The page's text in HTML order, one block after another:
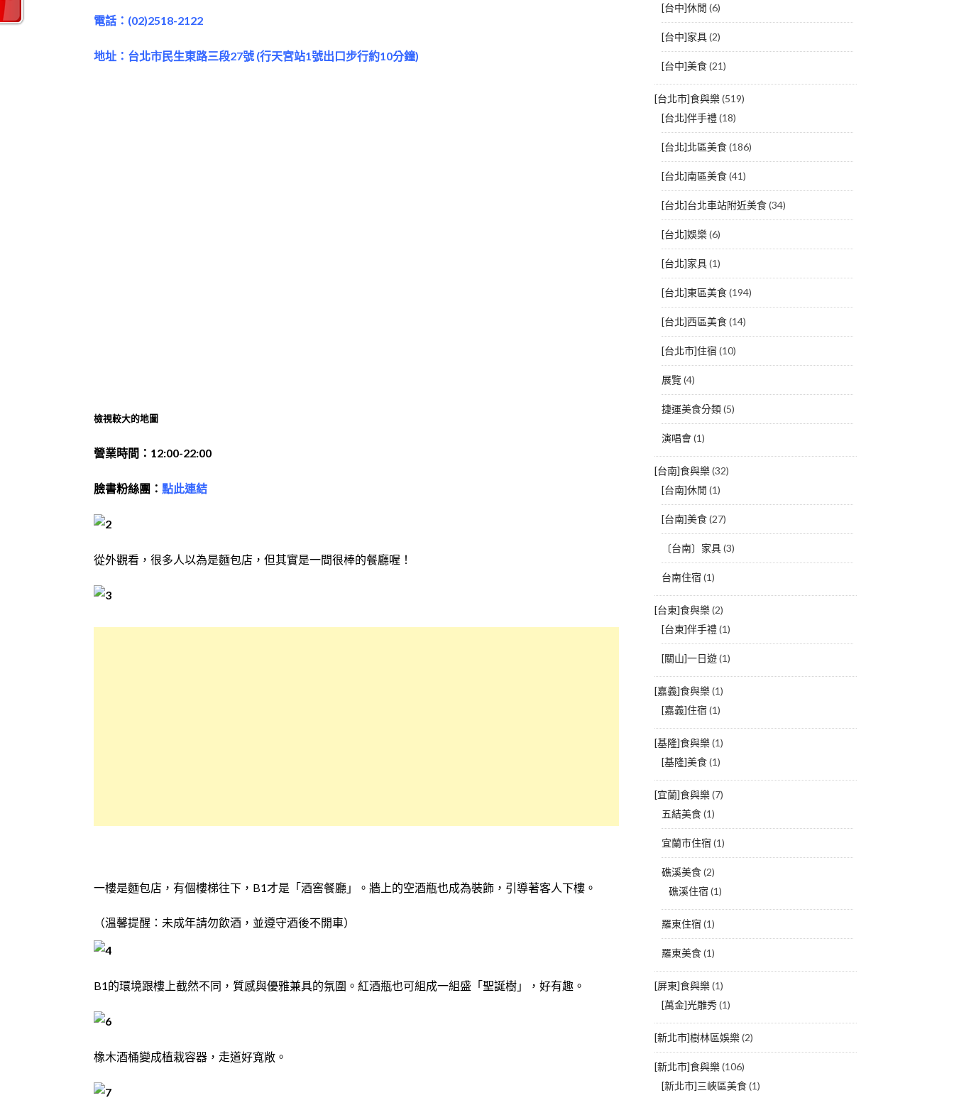
電話：(02)2518-2122
地址：台北市民生東路三段27號 (行天宮站1號出口步行約10分鐘)
檢視較大的地圖
營業時間：12:00-22:00
臉書粉絲團： 點此連結
從外觀看，很多人以為是麵包店，但其實是一間很棒的餐廳喔！
一樓是麵包店，有個樓梯往下，B1才是「酒窖餐廳」。牆上的空酒瓶也成為裝飾，引導著客人下樓。
（溫馨提醒：未成年請勿飲酒，並遵守酒後不開車）
B1的環境跟樓上截然不同，質感與優雅兼具的氛圍。紅酒瓶也可組成一組盛「聖誕樹」，好有趣。
橡木酒桶變成植栽容器，走道好寬敞。
[台中]休閒 (6)
[台中]家具(2)
[台中]美食(21)
[台北市]食與樂(519)
[台北]伴手禮(18)
[台北]北區美食(186)
[台北]南區美食(41)
[台北]台北車站附近美食(34)
[台北]娛樂(6)
[台北]家具(1)
[台北]東區美食(194)
[台北]西區美食(14)
[台北市]住宿 (10)
展覽(4)
捷運美食分類(5)
演唱會(1)
[台南]食與樂(32)
[台南]休閒 (1)
[台南]美食(27)
〔台南〕家具(3)
台南住宿 (1)
[台東]食與樂(2)
[台東]伴手禮(1)
[關山]一日遊(1)
[嘉義]食與樂(1)
[嘉義]住宿 (1)
[基隆]食與樂(1)
[基隆]美食(1)
[宜蘭]食與樂(7)
五結美食(1)
宜蘭市住宿 (1)
礁溪美食(2)
礁溪住宿 (1)
羅東住宿 (1)
羅東美食(1)
[屏東]食與樂(1)
[萬金]光雕秀(1)
[新北市]樹林區娛樂(2)
[新北市]食與樂(106)
[新北市]三峽區美食(1)